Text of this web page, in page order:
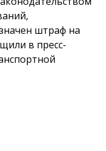
штраф на
в пресс-